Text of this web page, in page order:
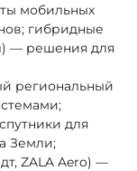
мобильных
гибридные
— решения для
региональный
для
Земли;
ZALA Aero) —